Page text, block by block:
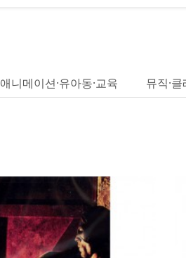
애니메이션·유아동·교육 뮤직·